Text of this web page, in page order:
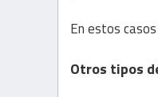
En estos
Otros tipos